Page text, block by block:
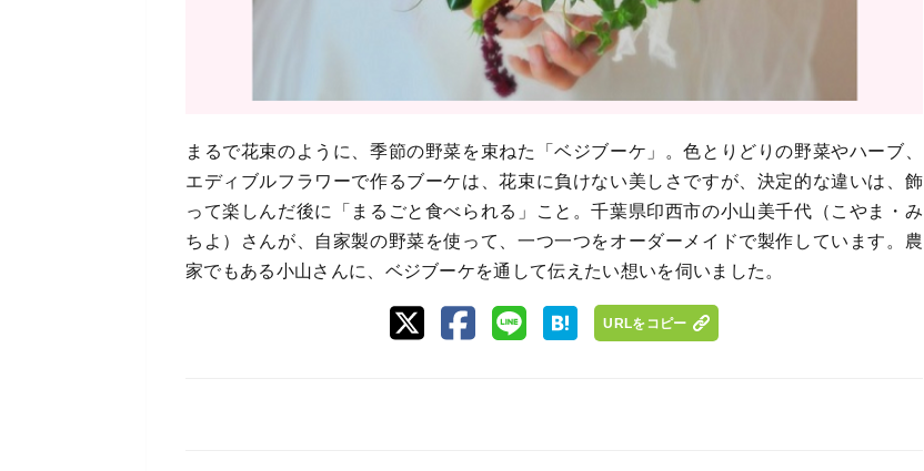
まるで花束のように、季節の野菜を束ねた「ベジブーケ」。色とりどりの野菜やハーブ、
エディブルフラワーで作るブーケは、花束に負けない美しさですが、決定的な違いは、飾
って楽しんだ後に「まるごと食べられる」こと。千葉県印西市の小山美千代（こやま・み
ちよ）さんが、自家製の野菜を使って、一つ一つをオーダーメイドで製作しています。農
家でもある小山さんに、ベジブーケを通して伝えたい想いを伺いました。
URLをコピー